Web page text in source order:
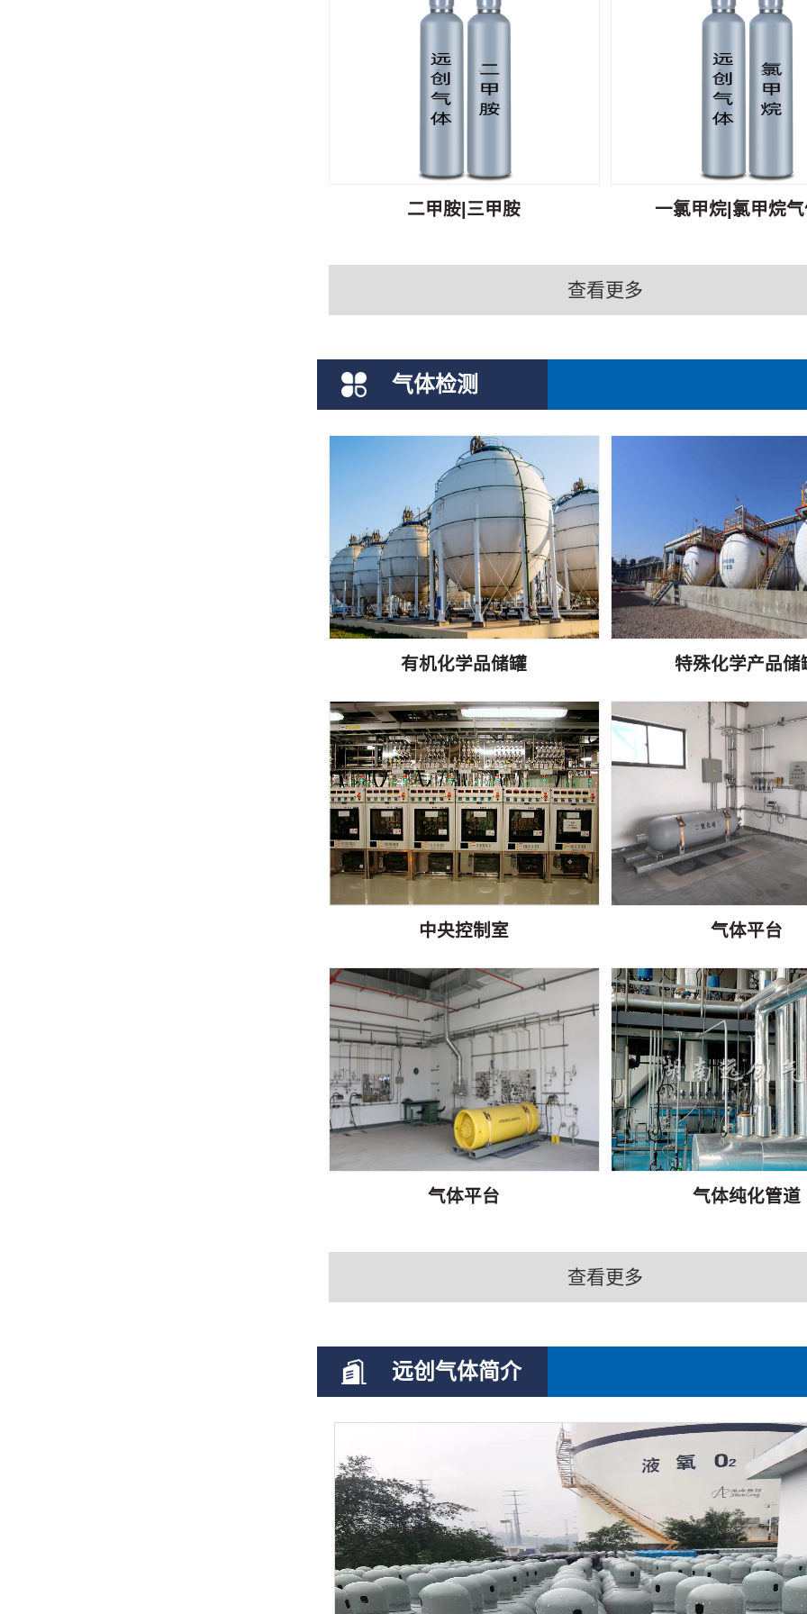
二甲胺|三甲胺 一氯甲烷|氯甲烷
查看更多
气体检测
有机化学品储罐 特殊化学产品储
中央控制室 气体平台
气体平台 气体纯化管道
查看更多
远创气体简介